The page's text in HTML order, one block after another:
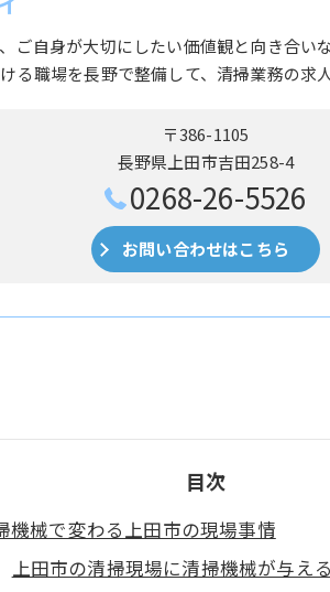
ご自身が大切にしたい価値観と向き合
る職場を長野で整備して、清掃業務の求
〒386-1105
長野県上田市吉田258-4
0268-26-5526
お問い合わせはこちら
目次
機械で変わる上田市の現場事情
上田市の清掃現場に清掃機械が与え